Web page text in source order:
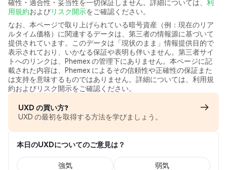
確性・適合性・妥当性を一切保証しません。詳細については、 利
用規約およびリスク開示をご確認ください。
なお、本ページで取り上げられている暗号資産（例：現在のリア
ルタイム価格）に関連するデータは、第三者の情報源に基づいて
提供されています。このデータは「現状のまま」情報提供目的で
表示されており、いかなる保証や表明も伴いません。第三者サイ
トへのリンクは、Phemex の管理下にありません。本ページに記
載された内容は、Phemex によるその信頼性や正確性の保証また
は支持を意味するものではありません。詳細については、利用規
約およびリスク開示をご確認ください。
UXD の買い方?
UXD の最初を取得する方法を学びましょう。
本日のUXDについてのご意見は？
強気 弱気